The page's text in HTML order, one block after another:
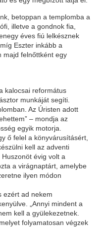
betoppan a templomba a
illetve a gondnok fia,
éves fiú lelkésznek
Eszter inkább a
majd felnőttként egy
kalocsai református
munkáját segíti.
Az Úristen adott
– mondja az
egyik motorja.
ő felel a könyvárusításért,
kell az adventi
évig volt a
a virágnaptárt, amelybe
ilyen módon
ezért ad nekem
„Annyi mindent a
kell a gyülekezetnek.
folyamatosan végzek